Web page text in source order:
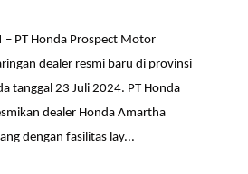
– PT Honda Prospect Motor
dealer resmi baru di provinsi
tanggal 23 Juli 2024. PT Honda
dealer Honda Amartha
dengan fasilitas lay...